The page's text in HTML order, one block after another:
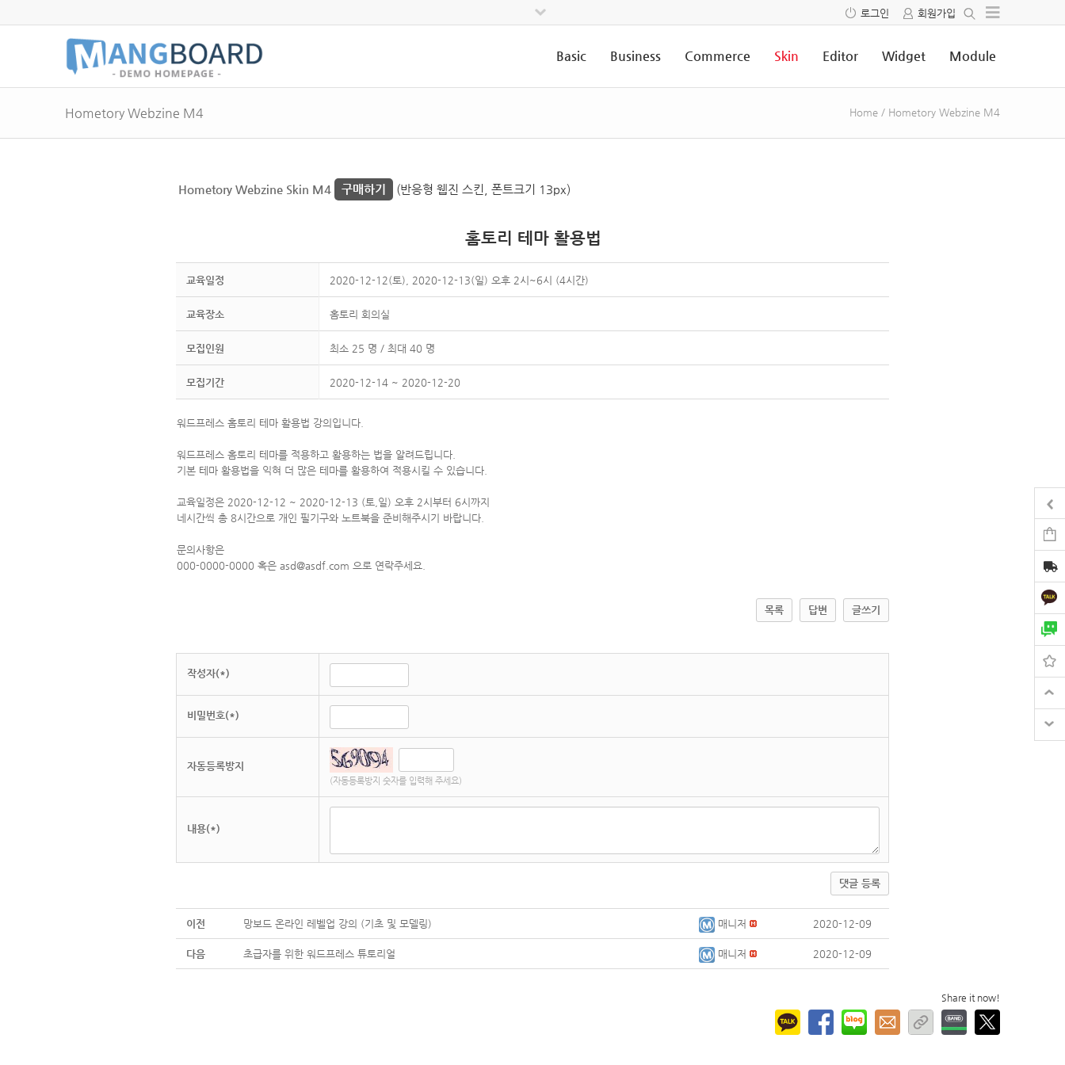
로그인 회원가입
Basic Business Commerce Skin Editor Widget Module
Hometory Webzine M4 Home / Hometory Webzine M4
Hometory Webzine Skin M4 구매하기 (반응형 웹진 스킨, 폰트크기 13px)
홈토리 테마 활용법
교육일정 2020-12-12(토), 2020-12-13(일) 오후 2시~6시 (4시간)
교육장소 홈토리 회의실
모집인원 최소 25 명 / 최대 40 명
모집기간 2020-12-14 ~ 2020-12-20
워드프레스 홈토리 테마 활용법 강의입니다.
워드프레스 홈토리 테마를 적용하고 활용하는 법을 알려드립니다.
기본 테마 활용법을 익혀 더 많은 테마를 활용하여 적용시킬 수 있습니다.
교육일정은 2020-12-12 ~ 2020-12-13 (토,일) 오후 2시부터 6시까지
네시간씩 총 8시간으로 개인 필기구와 노트북을 준비해주시기 바랍니다.
문의사항은
000-0000-0000 혹은 asd@asdf.com 으로 연락주세요.
목록 답변 글쓰기
작성자(*)
비밀번호(*)
자동등록방지
(자동등록방지 숫자를 입력해 주세요)
내용(*)
댓글 등록
이전 망보드 온라인 레벨업 강의 (기초 및 모델링) 매니저 2020-12-09
다음 초급자를 위한 워드프레스 튜토리얼 매니저 2020-12-09
Share it now!